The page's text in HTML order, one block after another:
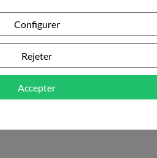
Fortifiante Ricin 250ml
12,43 €
Configurer
Rejeter
Accepter